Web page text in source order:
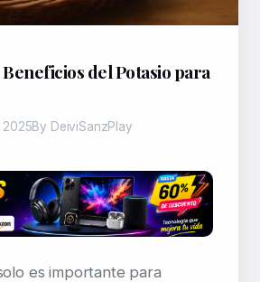
Beneficios del Potasio para
2025By DeiviSanzPlay
es importante para